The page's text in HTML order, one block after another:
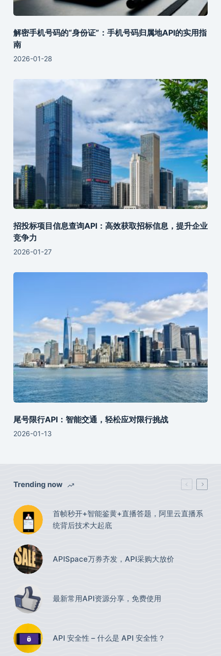
解密手机号码的“身份证”：手机号码归属地API的实用指
南
2026-01-28
招投标项目信息查询API：高效获取招标信息，提升企业
竞争力
2026-01-27
尾号限行API：智能交通，轻松应对限行挑战
2026-01-13
Trending now
首帧秒开+智能鉴黄+直播答题，阿里云直播系
统背后技术大起底
APISpace万券齐发，API采购大放价
最新常用API资源分享，免费使用​
API 安全性 – 什么是 API 安全性？